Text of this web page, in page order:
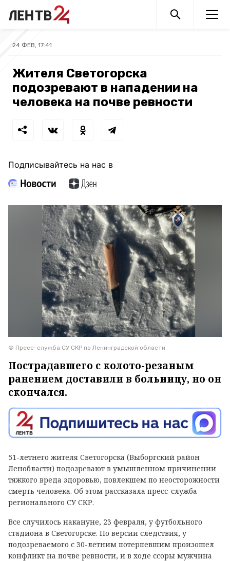
24 ФЕВ, 17:41
Жителя Светогорска
подозревают в нападении на
человека на почве ревности
Подписывайтесь на нас в
© Пресс-служба СУ СКР по Ленинградской области
Пострадавшего с колото-резаным
ранением доставили в больницу, но он
скончался.
51-летнего жителя Светогорска (Выборгский район
Ленобласти) подозревают в умышленном причинении
тяжкого вреда здоровью, повлекшем по неосторожности
смерть человека. Об этом рассказала пресс-служба
регионального СУ СКР.
Все случилось накануне, 23 февраля, у футбольного
стадиона в Светогорске. По версии следствия, у
подозреваемого с 30-летним потерпевшим произошел
конфликт на почве ревности, и в ходе ссоры мужчина